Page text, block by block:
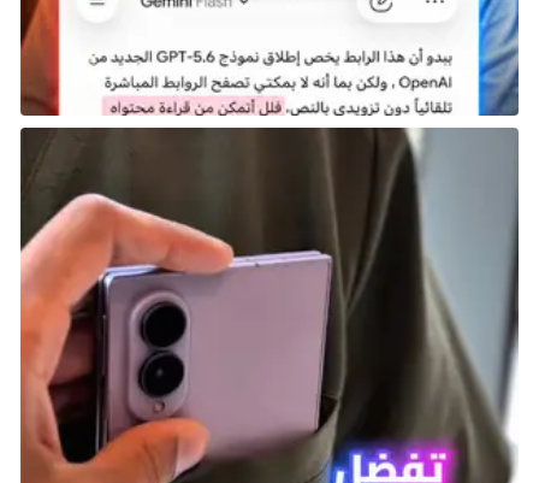
Mighty Final Fight هي لعبة قتال مشابهة لألعاب Final
Fight الرئيسية، لكنها تتميز بتصميم أكثر طرافة للشخصيات،
بما في ذلك شخصية Mike Haggar التي أصبحت نسخة
مصغرة وأكثر مرحًا. ربما أقدمت Capcom على هذه الخطوة
للاستفادة من شعبية لعبة River City Ransom التي كانت
تعتمد على أسلوب فني مشابه.